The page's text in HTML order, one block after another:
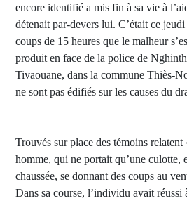
encore identifié a mis fin à sa vie à
détenait par-devers lui. C’était ce
coups de 15 heures que le malheur
produit en face de la police de
Tivaouane, dans la commune Thiès-
ne sont pas édifiés sur les causes du
Trouvés sur place des témoins
homme, qui ne portait qu’une culotte,
chaussée, se donnant des coups au
Dans sa course, l’individu avait réussi